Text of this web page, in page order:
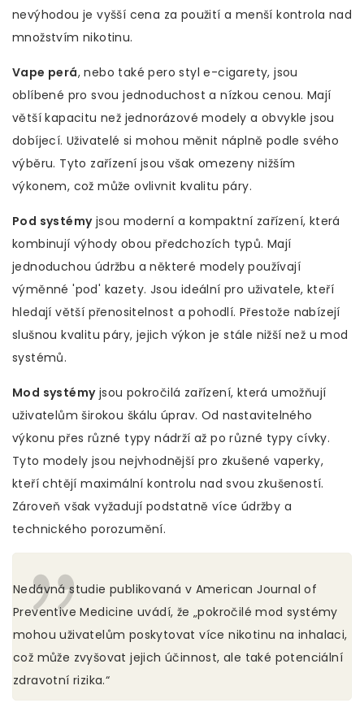
nevýhodou je vyšší cena za použití a menší kontrola nad
množstvím nikotinu.
Vape perá, nebo také pero styl e-cigarety, jsou
oblíbené pro svou jednoduchost a nízkou cenou. Mají
větší kapacitu než jednorázové modely a obvykle jsou
dobíjecí. Uživatelé si mohou měnit náplně podle svého
výběru. Tyto zařízení jsou však omezeny nižším
výkonem, což může ovlivnit kvalitu páry.
Pod systémyjsou moderní a kompaktní zařízení, která
kombinují výhody obou předchozích typů. Mají
jednoduchou údržbu a některé modely používají
výměnné 'pod' kazety. Jsou ideální pro uživatele, kteří
hledají větší přenositelnost a pohodlí. Přestože nabízejí
slušnou kvalitu páry, jejich výkon je stále nižší než u mod
systémů.
Mod systémyjsou pokročilá zařízení, která umožňují
uživatelům širokou škálu úprav. Od nastavitelného
výkonu přes různé typy nádrží až po různé typy cívky.
Tyto modely jsou nejvhodnější pro zkušené vaperky,
kteří chtějí maximální kontrolu nad svou zkušeností.
Zároveň však vyžadují podstatně více údržby a
technického porozumění.
Nedávná studie publikovaná v American Journal of
Preventive Medicine uvádí, že „pokročilé mod systémy
mohou uživatelům poskytovat více nikotinu na inhalaci,
což může zvyšovat jejich účinnost, ale také potenciální
zdravotní rizika.“